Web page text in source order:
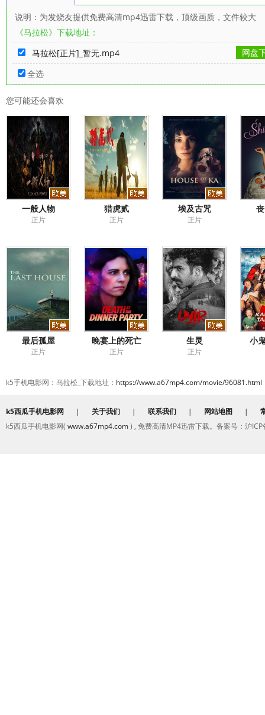
说明：为发烧友提供免费高清mp4迅雷下载，顶级画质，文件较大
《马拉松》下载地址：
马拉松[正片]_暂无.mp4
网盘
全选
您可能还会喜欢
一般人物
正片
猎虎贰
正片
埃及古咒
正片
最后孤屋
正片
晚宴上的死亡
正片
生灵
正片
小
k5手机电影网：马拉松_下载地址： https://www.a67mp4.com/movie/96081.html
k5西瓜手机电影网 | 关于我们 | 联系我们 | 网站地图 |
k5西瓜手机电影网( www.a67mp4.com) , 免费高清MP4迅雷下载。备案号：沪